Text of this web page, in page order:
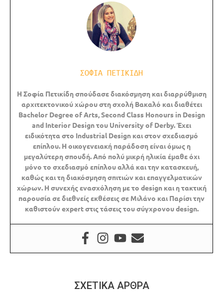
ΣΟΦΙΑ ΠΕΤΙΚΙΔΗ
Η Σοφία Πετικίδη σπούδασε διακόσμηση και διαρρύθμιση
αρχιτεκτονικού χώρου στη σχολή Βακαλό και διαθέτει
Bachelor DegreeofArts,SecondClass Honours in Design
and Interior Design του Universityof Derby. Έχει
ειδικότητα στο Industrial Design και στον σχεδιασμό
επίπλου. Η οικογενειακή παράδοση είναι όμως η
μεγαλύτερη σπουδή. Από πολύ μικρή ηλικία έμαθε όχι
μόνο το σχεδιασμό επίπλου αλλά και την κατασκευή,
καθώς και τη διακόσμηση σπιτιών και επαγγελματικών
χώρων. Η συνεχής ενασχόληση με το design και η τακτική
παρουσία σε διεθνείς εκθέσεις σε Μιλάνο και Παρίσι την
καθιστούν expert στις τάσεις του σύγχρονουdesign.
ΣΧΕΤΙΚΑ ΑΡΘΡΑ